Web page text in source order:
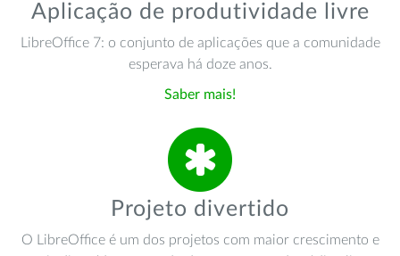
Aplicação de produtividade livre
LibreOffice 7: o conjunto de aplicações que a comunidade
esperava há doze anos.
Saber mais!
Projeto divertido
O LibreOffice é um dos projetos com maior crescimento e